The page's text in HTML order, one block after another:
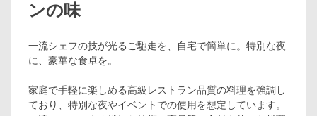
ンの味
一流シェフの技が光るご馳走を、自宅で簡単に。特別な夜
に、豪華な食卓を。
家庭で手軽に楽しめる高級レストラン品質の料理を強調し
ており、特別な夜やイベントでの使用を想定しています。